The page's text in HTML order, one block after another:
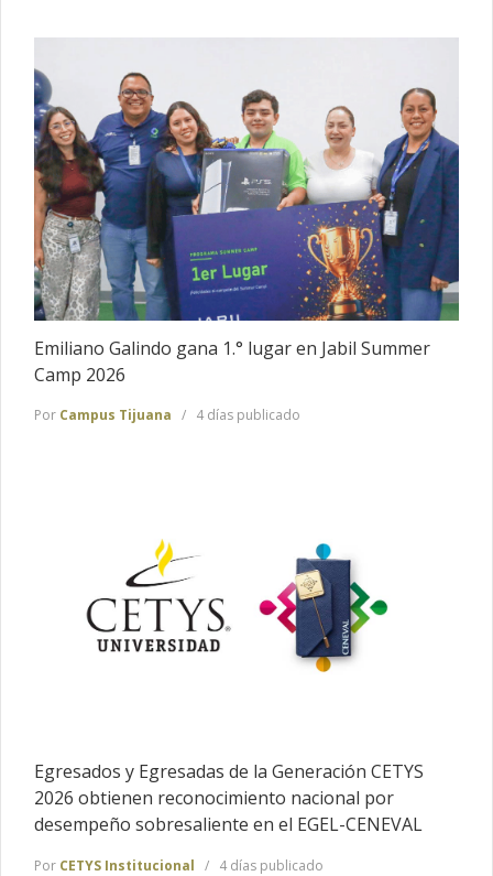
Emiliano Galindo gana 1.° lugar en Jabil Summer
Camp 2026
Por Campus Tijuana 4 días publicado
Egresados y Egresadas de la Generación CETYS
2026 obtienen reconocimiento nacional por
desempeño sobresaliente en el EGEL-CENEVAL
Por CETYS Institucional 4 días publicado